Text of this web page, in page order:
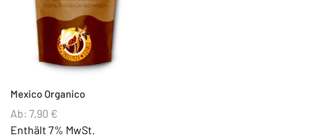
Mexico Organico
Ab: 7,90 €
Enthält 7% MwSt.